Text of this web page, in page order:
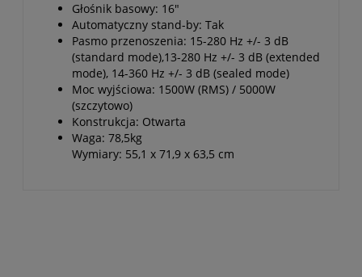
Głośnik basowy: 16"
Automatyczny stand-by: Tak
Pasmo przenoszenia: 15-280 Hz +/- 3 dB
(standard mode),13-280 Hz +/- 3 dB (extended
mode), 14-360 Hz +/- 3 dB (sealed mode)
Moc wyjściowa: 1500W (RMS) / 5000W
(szczytowo)
Konstrukcja: Otwarta
Waga: 78,5kg
Wymiary: 55,1 x 71,9 x 63,5 cm